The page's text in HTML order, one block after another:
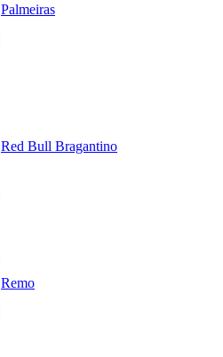
Palmeiras
Red Bull Bragantino
Remo